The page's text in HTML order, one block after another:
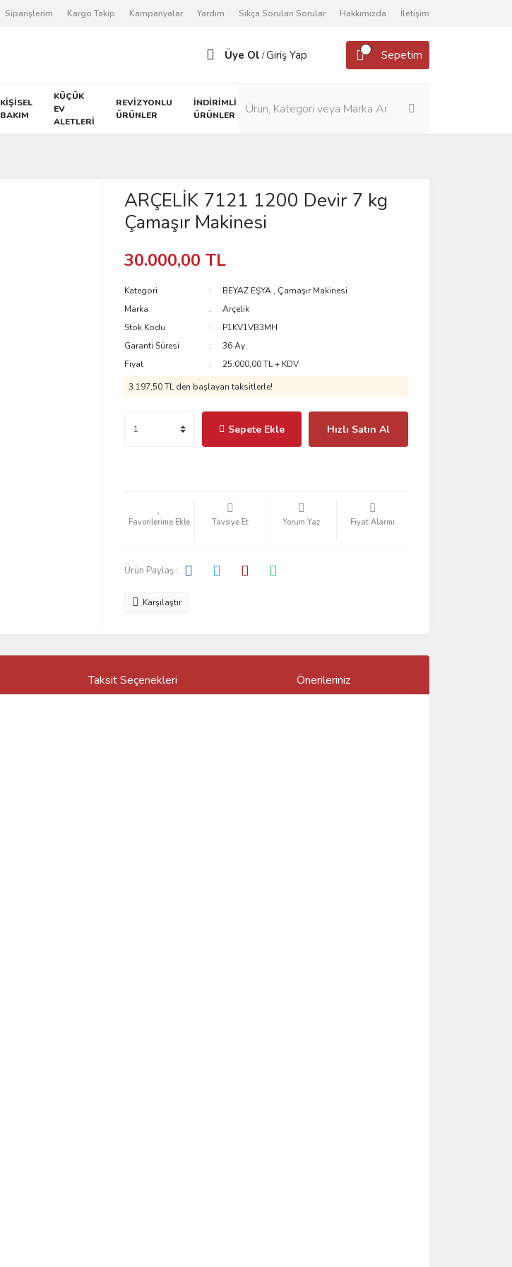
Siparişlerim Kargo Takip Kampanyalar Yardım Sıkça Sorulan Sorular Hakkımızda İletişim
Üye Ol /Giriş Yap Sepetim
KİŞİSEL
BAKIM
KÜÇÜK
EV
ALETLERİ
REVİZYONLU
ÜRÜNLER
İNDİRİMLİ
ÜRÜNLER
ARÇELİK 7121 1200 Devir 7 kg
Çamaşır Makinesi
30.000,00 TL
Kategori BEYAZ EŞYA , Çamaşır Makinesi
Marka
Arçelik
Stok Kodu
P1KV1VB3MH
Garanti Süresi
36 Ay
Fiyat
25.000,00 TL + KDV
3.197,50 TLden başlayan taksitlerle!
Sepete Ekle Hızlı Satın Al
Tavsiye Et Yorum Yaz Fiyat Alarmı
Ürün Paylaş :
Karşılaştır
Taksit Seçenekleri Önerileriniz